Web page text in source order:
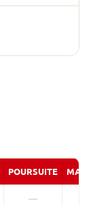
POURSUITE
—